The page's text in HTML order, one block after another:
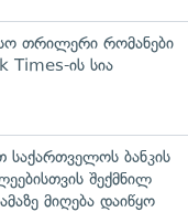
თრილერი რომანები
Times-ის სია
საქართველოს ბანკის
შექმნილ
მიღება დაიწყო